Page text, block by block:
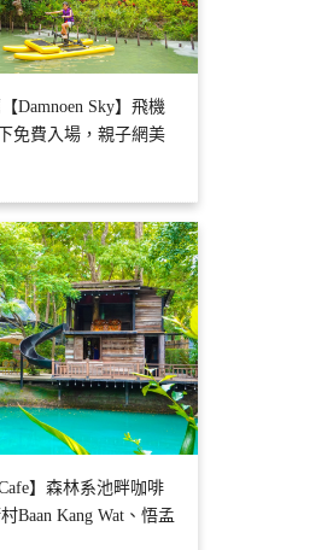
Damnoen Sky】飛機
免費入場，親子網美
】森林系池畔咖啡
Baan Kang Wat、悟孟